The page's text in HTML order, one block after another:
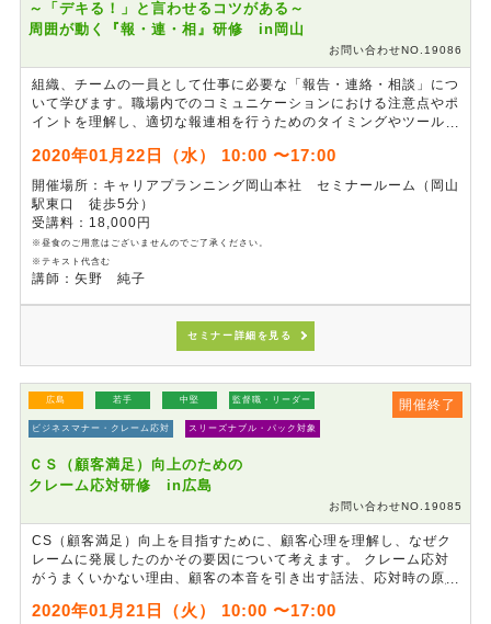
～「デキる！」と言わせるコツがある～
周囲が動く『報・連・相』研修 in岡山
お問い合わせNO.19086
組織、チームの一員として仕事に必要な「報告・連絡・相談」につ
いて学びます。職場内でのコミュニケーションにおける注意点やポ
イントを理解し、適切な報連相を行うためのタイミングやツールに
ともに、自分自身が情報のストッパーにならないよう、シミュレー
ションワークや実習を通じて体感できる研修です。
2020年01月22日（水） 10:00 〜17:00
開催場所：キャリアプランニング岡山本社 セミナールーム（岡山
駅東口 徒歩5分）
受講料：18,000円
※昼食のご用意はございませんのでご了承ください。
※テキスト代含む
講師：矢野 純子
セミナー詳細を見る
開催終了
広島 若手 中堅 監督職・リーダー
ビジネスマナー・クレーム応対 スリーズナブル・パック対象
ＣＳ（顧客満足）向上のための
クレーム応対研修 in広島
お問い合わせNO.19085
CS（顧客満足）向上を目指すために、顧客心理を理解し、なぜク
レームに発展したのかその要因について考えます。 クレーム応対
がうまくいかない理由、顧客の本音を引き出す話法、応対時の原則
クレーム応対に苦手意識を持っている方、クレーム応対の機会の多
2020年01月21日（火） 10:00 〜17:00